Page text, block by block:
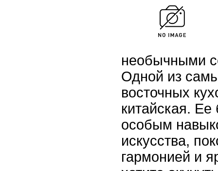
необычными
Одной из
восточных
китайская.
особым
искусства,
гармонией и